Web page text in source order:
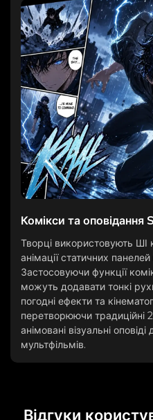
Комікси та оповідання
Творці використовують ШІ
анімації статичних
Застосовуючи функції
можуть додавати тонкі
погодні ефекти та
перетворюючи традиційні
анімовані візуальні
мультфільмів.
Відгуки